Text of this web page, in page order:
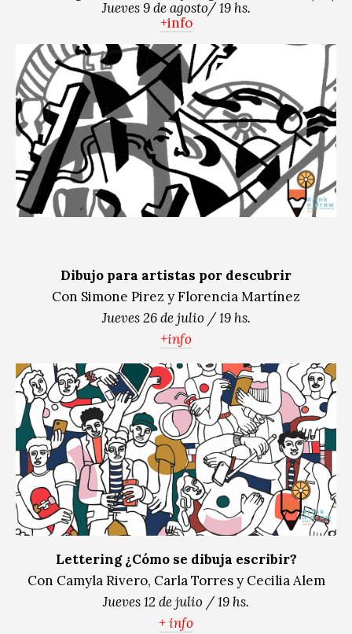
Jueves 9 de agosto/ 19 hs.
+info
Dibujo para artistas por descubrir
Con Simone Pirez y Florencia Martínez
Jueves 26 de julio / 19 hs.
+info
Lettering ¿Cómo se dibuja escribir?
Con Camyla Rivero, Carla Torres y Cecilia Alem
Jueves 12 de julio / 19 hs.
+ info